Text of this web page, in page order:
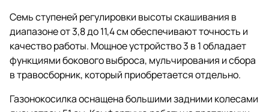
Семь ступеней регулировки высоты скашивания в
диапазоне от 3,8 до 11,4 см обеспечивают точность и
качество работы. Мощное устройство 3 в 1 обладает
функциями бокового выброса, мульчирования и сбора
в травосборник, который приобретается отдельно.
Газонокосилка оснащена большими задними колесами